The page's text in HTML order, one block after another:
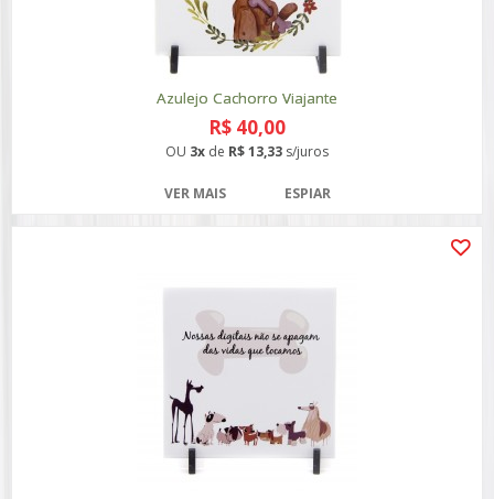
Azulejo Cachorro Viajante
R$ 40,00
OU 3x de R$ 13,33 s/juros
VER MAIS ESPIAR